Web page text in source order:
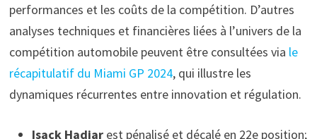
performances et les coûts de la compétition. D’autres
analyses techniques et financières liées à l’univers de la
compétition automobile peuvent être consultées via le
récapitulatif du Miami GP 2024, qui illustre les
dynamiques récurrentes entre innovation et régulation.
Isack Hadjarest pénalisé et décalé en 22e position;